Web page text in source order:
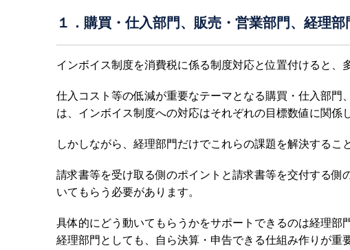
１．購買・仕入部門、販売・営業部門、経理
インボイス制度を消費税に係る制度対応と位置付けると、
仕入コスト等の低減が重要なテーマとなる購買・仕入部
は、インボイス制度への対応はそれぞれの目標数値に関係
しかしながら、経理部門だけでこれらの課題を解決するこ
請求書等を受け取る側のポイントと請求書等を交付する
いてもらう必要があります。
具体的にどう動いてもらうかをサポートできるのは経理部
経理部門としても、自ら決算・申告できる仕組み作りが重